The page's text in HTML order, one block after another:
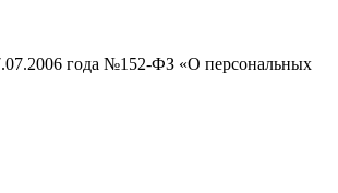
года №152-ФЗ «О персональных